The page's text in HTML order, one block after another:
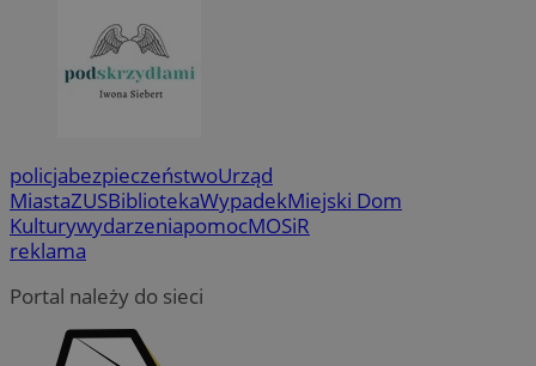
policjabezpieczeństwoUrząd
MiastaZUSBibliotekaWypadekMiejski Dom
KulturywydarzeniapomocMOSiR
reklama
Portal należy do sieci